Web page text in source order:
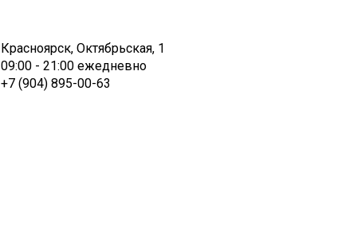
Красноярск, Октябрьская, 1
09:00 - 21:00 ежедневно
+7 (904) 895-00-63